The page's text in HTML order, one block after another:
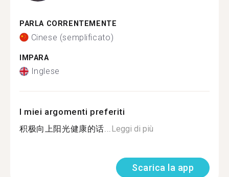
PARLA CORRENTEMENTE
Cinese (semplificato)
IMPARA
Inglese
I miei argomenti preferiti
积极向上阳光健康的话...Leggi di più
Scarica la app